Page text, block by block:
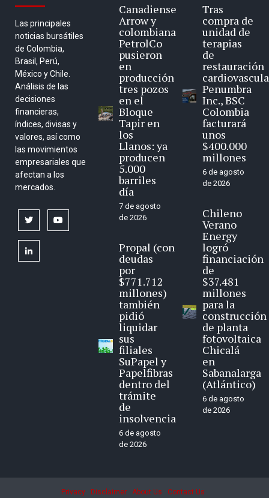
Las principales
noticias bursátiles
de Colombia,
Brasil, Perú,
México y Chile.
Análisis de las
decisiones
financieras,
índices, divisas y
valores, así como
las movimientos
empresariales que
afectan a los
mercados.
twitter
linkedin
Canadiense
Arrow y
colombiana
PetrolCo
pusieron
en
producción
tres pozos
en el
Bloque
Tapir en
los
Llanos: ya
producen
5.000
barriles
día
7 de agosto
de 2026
Propal (con
deudas
por
$771.712
millones)
también
pidió
liquidar
sus
filiales
SuPapel y
Papelfibras
dentro del
trámite
de
insolvencia
6 de agosto
de 2026
Tras
compra de
unidad de
terapias
de
restauración
Penumbra
Inc., BSC
Colombia
facturará
unos
$400.000
millones
6 de agosto
de 2026
Chileno
Verano
Energy
logró
financiación
de
$37.481
millones
para la
construcción
de planta
fotovoltaica
Chicalá
en
Sabanalarga
(Atlántico)
6 de agosto
de 2026
Privacy Disclaimer About Us Contact Us